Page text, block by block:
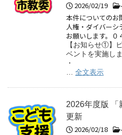
2026/02/19 -
本件についてのお
人権・ダイバーシ
お願いします。０
【お知らせ①】
ベントを実施し
・
… 全文表示
2026年度版 「
更新
2026/02/18 -